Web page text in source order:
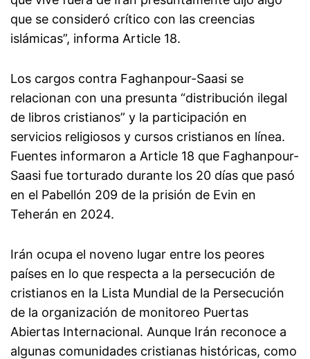
que se consideró crítico con las creencias
islámicas”, informa Article 18.
Los cargos contra Faghanpour-Saasi se
relacionan con una presunta “distribución ilegal
de libros cristianos” y la participación en
servicios religiosos y cursos cristianos en línea.
Fuentes informaron a Article 18 que Faghanpour-
Saasi fue torturado durante los 20 días que pasó
en el Pabellón 209 de la prisión de Evin en
Teherán en 2024.
Irán ocupa el noveno lugar entre los peores
países en lo que respecta a la persecución de
cristianos en la Lista Mundial de la Persecución
de la organización de monitoreo Puertas
Abiertas Internacional. Aunque Irán reconoce a
algunas comunidades cristianas históricas, como